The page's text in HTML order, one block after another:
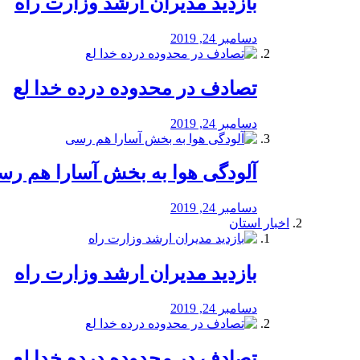
دسامبر 24, 2019
تصادف در محدوده درده خدا لع
دسامبر 24, 2019
آلودگی هوا به بخش آسارا هم
دسامبر 24, 2019
اخبار استان
بازدید مدیران ارشد وزارت راه
دسامبر 24, 2019